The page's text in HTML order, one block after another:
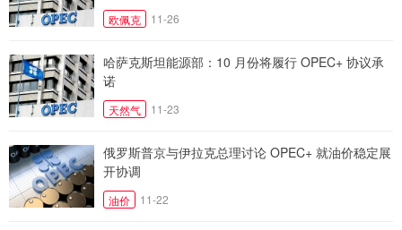
欧佩克 11-26
哈萨克斯坦能源部：10 月份将履行 OPEC+ 协议承
诺
天然气 11-23
俄罗斯普京与伊拉克总理讨论 OPEC+ 就油价稳定展
开协调
油价 11-22